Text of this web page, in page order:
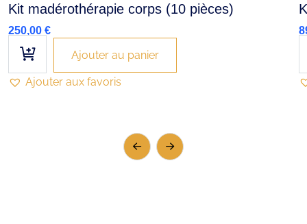
Kit madérothérapie corps (10 pièces)
250,00 €
Ajouter au panier
Ajouter aux favoris